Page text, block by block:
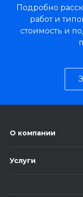
Подробно
работ и
стоимость и
О компании
Услуги